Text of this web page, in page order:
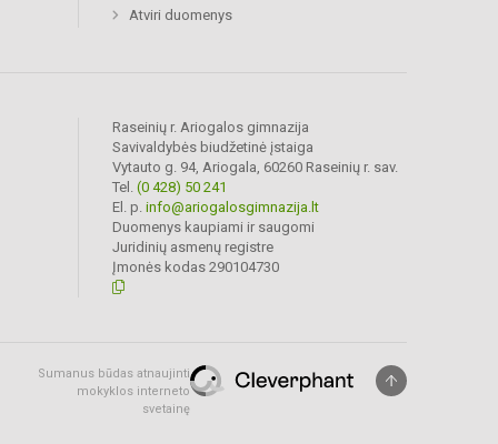
Atviri duomenys
Raseinių r. Ariogalos gimnazija
Savivaldybės biudžetinė įstaiga
Vytauto g. 94, Ariogala, 60260 Raseinių r. sav.
Tel. (0 428) 50 241
El. p. info@ariogalosgimnazija.lt
Duomenys kaupiami ir saugomi
Juridinių asmenų registre
Įmonės kodas 290104730
Sumanus būdas atnaujinti
mokyklos interneto
svetainę